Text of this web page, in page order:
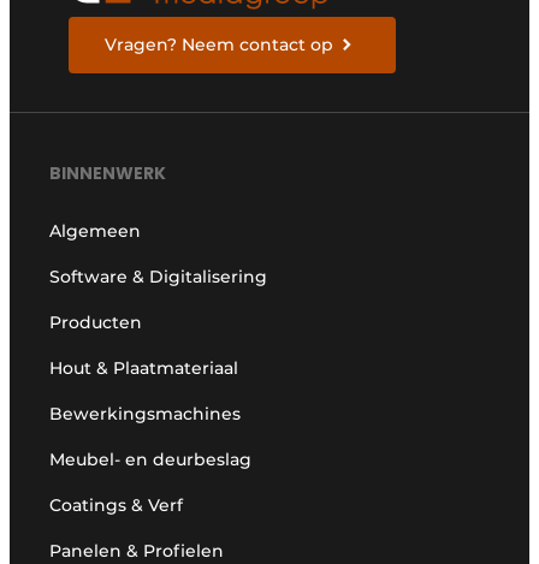
Vragen? Neem contact op
BINNENWERK
Algemeen
Software & Digitalisering
Producten
Hout & Plaatmateriaal
Bewerkingsmachines
Meubel- en deurbeslag
Coatings & Verf
Panelen & Profielen